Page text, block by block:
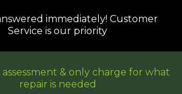
immediately! Customer
Service is our priority
assessment & only charge for what
repair is needed